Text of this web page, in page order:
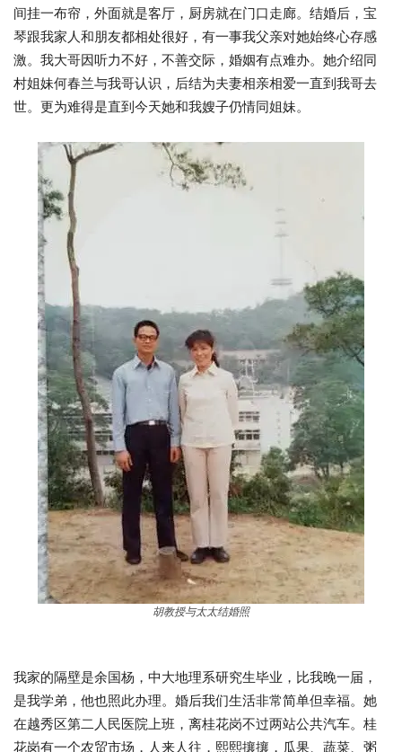
间挂一布帘，外面就是客厅，厨房就在门口走廊。结婚后，宝
琴跟我家人和朋友都相处很好，有一事我父亲对她始终心存感
激。我大哥因听力不好，不善交际，婚姻有点难办。她介绍同
村姐妹何春兰与我哥认识，后结为夫妻相亲相爱一直到我哥去
世。更为难得是直到今天她和我嫂子仍情同姐妹。
胡教授与太太结婚照
我家的隔壁是余国杨，中大地理系研究生毕业，比我晚一届，
是我学弟，他也照此办理。婚后我们生活非常简单但幸福。她
在越秀区第二人民医院上班，离桂花岗不过两站公共汽车。桂
花岗有一个农贸市场，人来人往，熙熙攘攘，瓜果、蔬菜、粥